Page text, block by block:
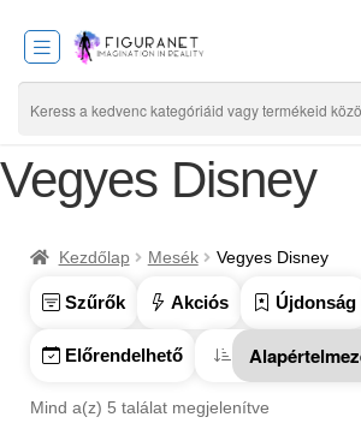
Vegyes Disney
Kezdőlap Mesék Vegyes Disney
Szűrők Akciós Újdonság
Előrendelhető
Mind a(z) 5 találat megjelenítve